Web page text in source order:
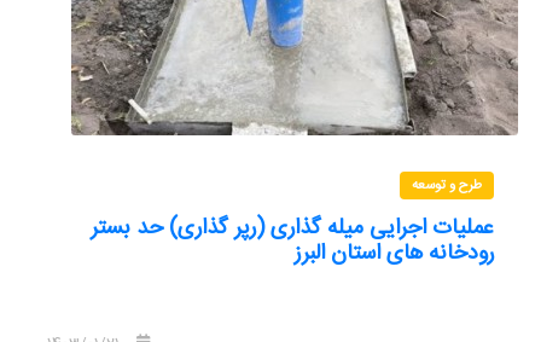
طرح و توسعه
عملیات اجرایی میله گذاری (رپر گذاری) حد بستر
رودخانه های استان البرز